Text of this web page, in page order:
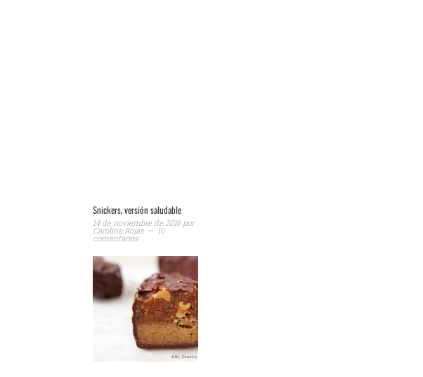
Snickers, versión saludable
14 de noviembre de 2016por
Carolina Rojas 10
comentarios